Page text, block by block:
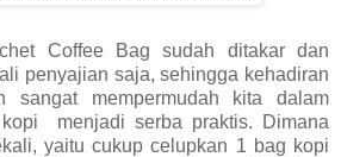
Coffee Bag sudah ditakar dan
penyajian saja, sehingga kehadiran
mempermudah kita dalam
menjadi serba praktis. Dimana
yaitu cukup celupkan 1 bag kopi